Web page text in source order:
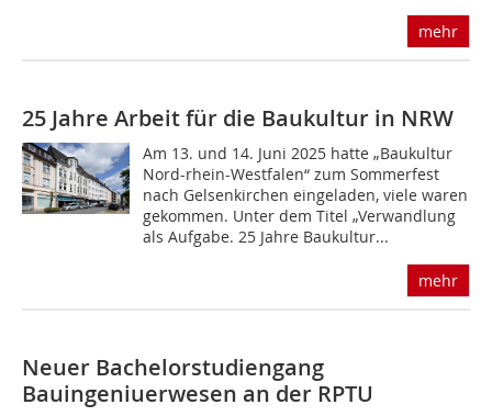
mehr
25 Jahre Arbeit für die Baukultur in NRW
Am 13. und 14. Juni 2025 hatte „Baukultur
Nord-rhein-Westfalen“ zum Sommerfest
nach Gelsenkirchen eingeladen, viele waren
gekommen. Unter dem Titel „Verwandlung
als Aufgabe. 25 Jahre Baukultur...
mehr
Neuer Bachelorstudiengang
Bauingeniuerwesen an der RPTU